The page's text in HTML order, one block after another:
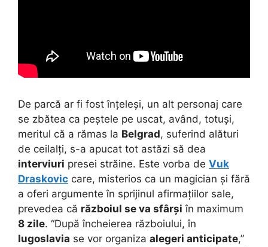
De parcă ar fi fost înțeleși, un alt personaj care
se zbătea ca peștele pe uscat, având, totuși,
meritul că a rămas la Belgrad, suferind alături
de ceilalți, s-a apucat tot astăzi să dea
interviuri presei străine. Este vorba de Vuk
Draskovic care, misterios ca un magician și fără
a oferi argumente în sprijinul afirmațiilor sale,
prevedea că războiul se va sfârși în maximum
8 zile. “După încheierea războiului, în
Iugoslavia se vor organiza alegeri anticipate,”